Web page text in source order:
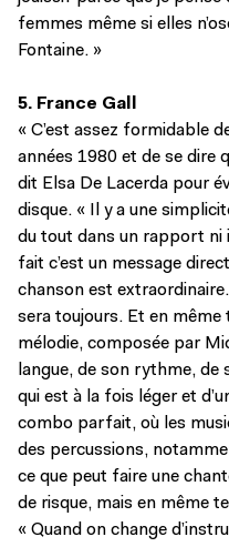
femmes même si elles
Fontaine. »
5. France Gall
« C’est assez formidable
années 1980 et de se dire
dit Elsa De Lacerda pour
disque. « Il y a une
du tout dans un rapport ni
fait c’est un message
chanson est
sera toujours. Et en
mélodie, composée par
langue, de son rythme, de
qui est à la fois léger et
combo parfait, où les
des percussions,
ce que peut faire une
de risque, mais en même
« Quand on change